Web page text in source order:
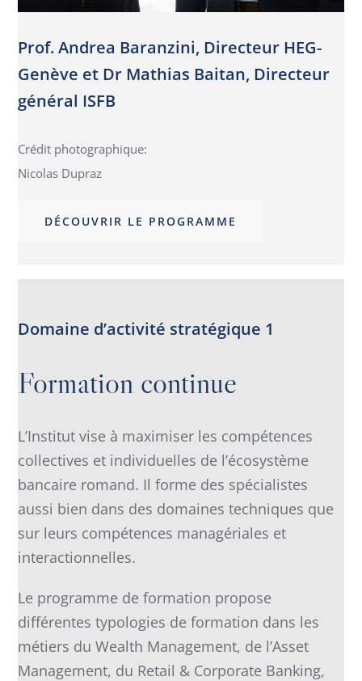
Prof. Andrea Baranzini, Directeur HEG-
Genève et Dr Mathias Baitan, Directeur
général ISFB
Crédit photographique:
Nicolas Dupraz
DÉCOUVRIR LE PROGRAMME
Domaine d’activité stratégique 1
Formation continue
L’Institut vise à maximiser les compétences
collectives et individuelles de l’écosystème
bancaire romand. Il forme des spécialistes
aussi bien dans des domaines techniques que
sur leurs compétences managériales et
interactionnelles.
Le programme de formation propose
différentes typologies de formation dans les
métiers du Wealth Management, de l’Asset
Management, du Retail & Corporate Banking,